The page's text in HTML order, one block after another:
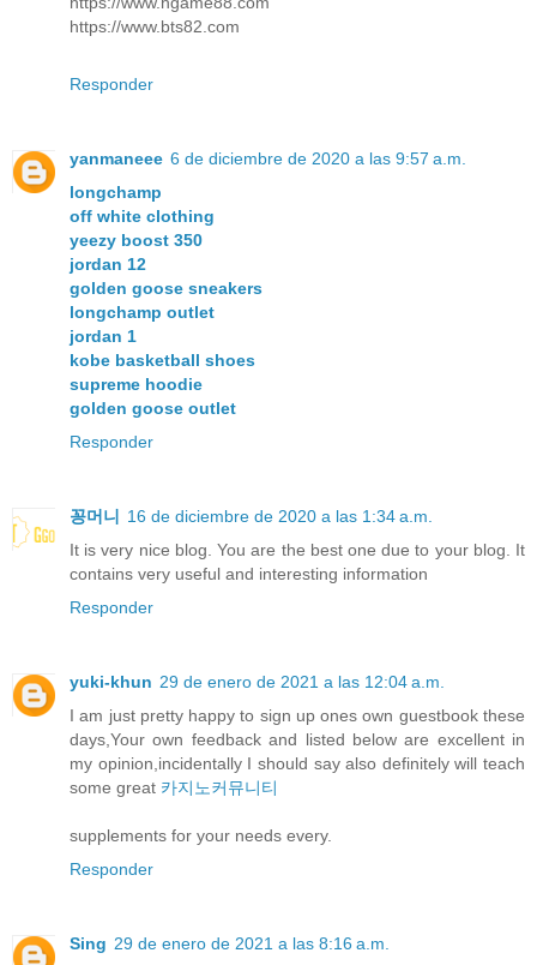
https://www.bts82.com
Responder
yanmaneee 6 de diciembre de 2020 a las 9:57 a.m.
longchamp
off white clothing
yeezy boost 350
jordan 12
golden goose sneakers
longchamp outlet
jordan 1
kobe basketball shoes
supreme hoodie
golden goose outlet
Responder
꽁머니
16 de diciembre de 2020 a las 1:34 a.m.
It is very nice blog. You are the best one due to your blog. It
contains very useful and interesting information
Responder
yuki-khun 29 de enero de 2021 a las 12:04 a.m.
I am just pretty happy to sign up ones own guestbook these
days,Your own feedback and listed below are excellent in
my opinion,incidentally I should say also definitely will teach
some great 카지노커뮤니티
supplements for your needs every.
Responder
Sing 29 de enero de 2021 a las 8:16 a.m.